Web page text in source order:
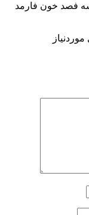
فصد خون فارمد